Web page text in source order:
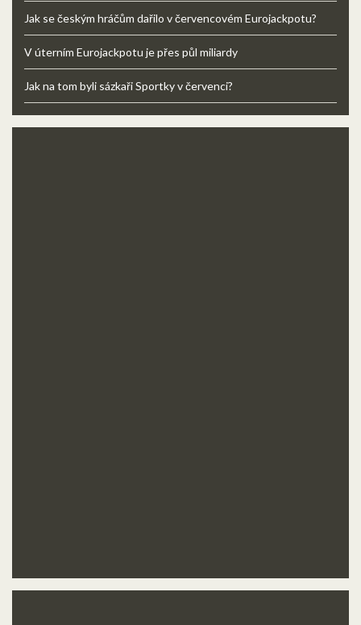
Jak se českým hráčům dařilo v červencovém Eurojackpotu?
V úterním Eurojackpotu je přes půl miliardy
Jak na tom byli sázkaři Sportky v červenci?